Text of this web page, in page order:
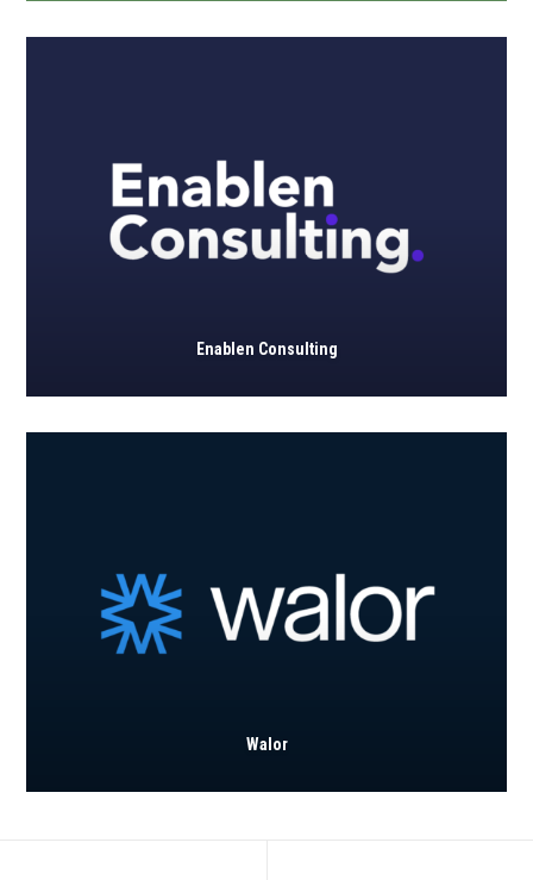
Enablen Consulting
Walor